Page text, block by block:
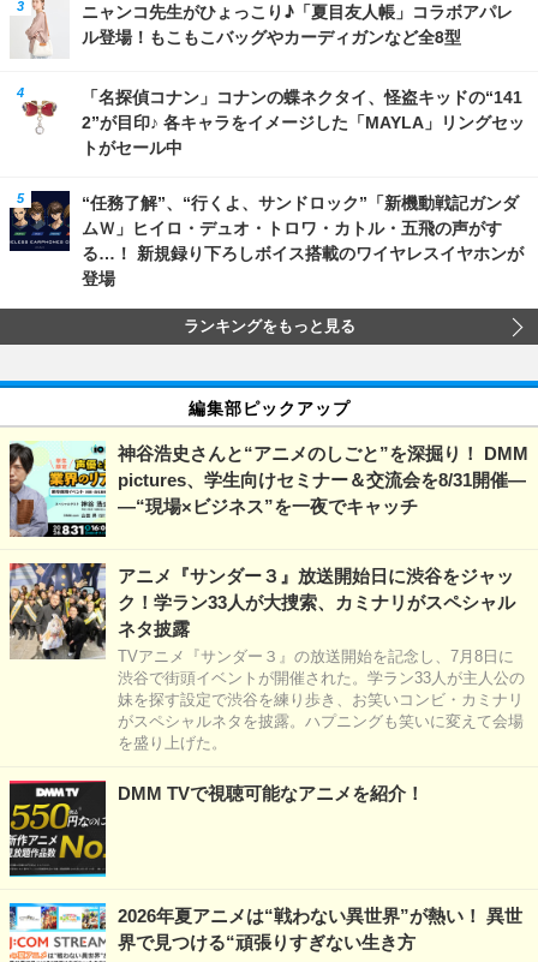
ニャンコ先生がひょっこり♪「夏目友人帳」コラボアパレ
ル登場！もこもこバッグやカーディガンなど全8型
「名探偵コナン」コナンの蝶ネクタイ、怪盗キッドの“141
2”が目印♪ 各キャラをイメージした「MAYLA」リングセッ
トがセール中
“任務了解”、“行くよ、サンドロック”「新機動戦記ガンダ
ムＷ」ヒイロ・デュオ・トロワ・カトル・五飛の声がす
る…！ 新規録り下ろしボイス搭載のワイヤレスイヤホンが
登場
ランキングをもっと見る
編集部ピックアップ
神谷浩史さんと“アニメのしごと”を深掘り！ DMM
pictures、学生向けセミナー＆交流会を8/31開催―
―“現場×ビジネス”を一夜でキャッチ
アニメ『サンダー３』放送開始日に渋谷をジャッ
ク！学ラン33人が大捜索、カミナリがスペシャル
ネタ披露
TVアニメ『サンダー３』の放送開始を記念し、7月8日に
渋谷で街頭イベントが開催された。学ラン33人が主人公の
妹を探す設定で渋谷を練り歩き、お笑いコンビ・カミナリ
がスペシャルネタを披露。ハプニングも笑いに変えて会場
を盛り上げた。
DMM TVで視聴可能なアニメを紹介！
2026年夏アニメは“戦わない異世界”が熱い！ 異世
界で見つける“頑張りすぎない生き方